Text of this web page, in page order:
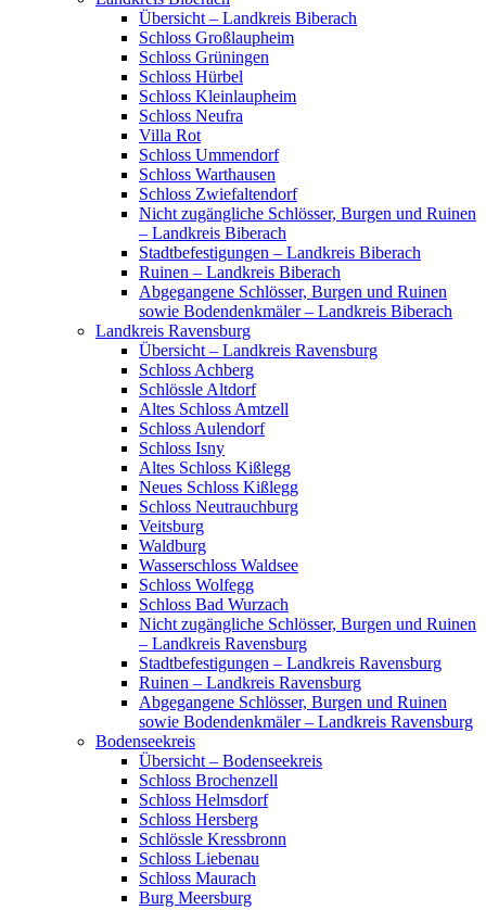
Übersicht – Landkreis Biberach
Schloss Großlaupheim
Schloss Grüningen
Schloss Hürbel
Schloss Kleinlaupheim
Schloss Neufra
Villa Rot
Schloss Ummendorf
Schloss Warthausen
Schloss Zwiefaltendorf
Nicht zugängliche Schlösser, Burgen und Ruinen
– Landkreis Biberach
Stadtbefestigungen – Landkreis Biberach
Ruinen – Landkreis Biberach
Abgegangene Schlösser, Burgen und Ruinen
sowie Bodendenkmäler – Landkreis Biberach
Landkreis Ravensburg
Übersicht – Landkreis Ravensburg
Schloss Achberg
Schlössle Altdorf
Altes Schloss Amtzell
Schloss Aulendorf
Schloss Isny
Altes Schloss Kißlegg
Neues Schloss Kißlegg
Schloss Neutrauchburg
Veitsburg
Waldburg
Wasserschloss Waldsee
Schloss Wolfegg
Schloss Bad Wurzach
Nicht zugängliche Schlösser, Burgen und Ruinen
– Landkreis Ravensburg
Stadtbefestigungen – Landkreis Ravensburg
Ruinen – Landkreis Ravensburg
Abgegangene Schlösser, Burgen und Ruinen
sowie Bodendenkmäler – Landkreis Ravensburg
Bodenseekreis
Übersicht – Bodenseekreis
Schloss Brochenzell
Schloss Helmsdorf
Schloss Hersberg
Schlössle Kressbronn
Schloss Liebenau
Schloss Maurach
Burg Meersburg